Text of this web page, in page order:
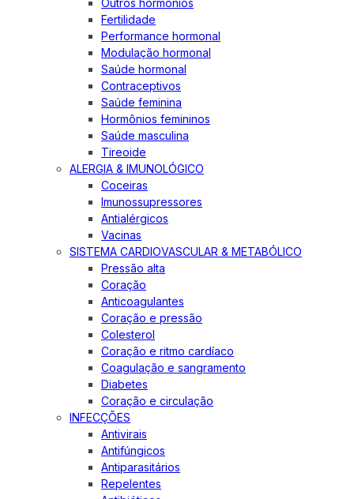
Outros hormônios
Fertilidade
Performance hormonal
Modulação hormonal
Saúde hormonal
Contraceptivos
Saúde feminina
Hormônios femininos
Saúde masculina
Tireoide
ALERGIA & IMUNOLÓGICO
Coceiras
Imunossupressores
Antialérgicos
Vacinas
SISTEMA CARDIOVASCULAR & METABÓLICO
Pressão alta
Coração
Anticoagulantes
Coração e pressão
Colesterol
Coração e ritmo cardíaco
Coagulação e sangramento
Diabetes
Coração e circulação
INFECÇÕES
Antivirais
Antifúngicos
Antiparasitários
Repelentes